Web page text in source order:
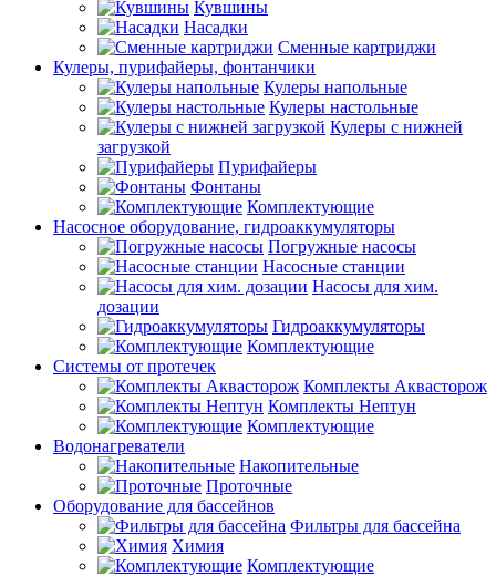
Кувшины
Насадки
Сменные картриджи
Кулеры, пурифайеры, фонтанчики
Кулеры напольные
Кулеры настольные
Кулеры с нижней
загрузкой
Пурифайеры
Фонтаны
Комплектующие
Насосное оборудование, гидроаккумуляторы
Погружные насосы
Насосные станции
Насосы для хим.
дозации
Гидроаккумуляторы
Комплектующие
Системы от протечек
Комплекты Аквасторож
Комплекты Нептун
Комплектующие
Водонагреватели
Накопительные
Проточные
Оборудование для бассейнов
Фильтры для бассейна
Химия
Комплектующие